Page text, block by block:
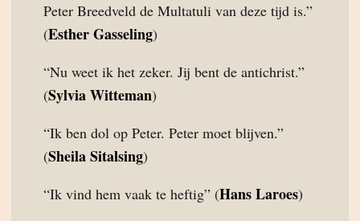
Peter Breedveld de Multatuli van deze tijd is.”
(Esther Gasseling)
“Nu weet ik het zeker. Jij bent de antichrist.”
(Sylvia Witteman)
“Ik ben dol op Peter. Peter moet blijven.”
(Sheila Sitalsing)
“Ik vind hem vaak te heftig” (Hans Laroes)